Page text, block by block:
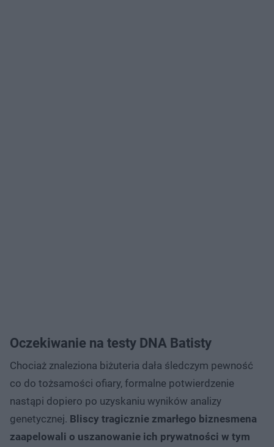
Oczekiwanie na testy DNA Batisty
Chociaż znaleziona biżuteria dała śledczym pewność
co do tożsamości ofiary, formalne potwierdzenie
nastąpi dopiero po uzyskaniu wyników analizy
genetycznej. Bliscy tragicznie zmarłego biznesmena
zaapelowali o uszanowanie ich prywatności w tym